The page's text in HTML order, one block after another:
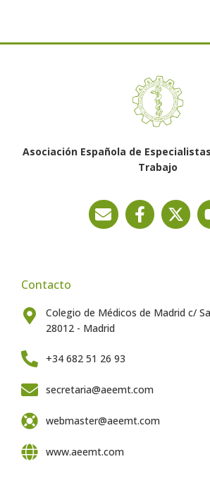
Asociación Española de
Trabajo
Contacto
Colegio de Médicos de Madrid c/
28012 - Madrid
+34 682 51 26 93
secretaria@aeemt.com
webmaster@aeemt.com
www.aeemt.com